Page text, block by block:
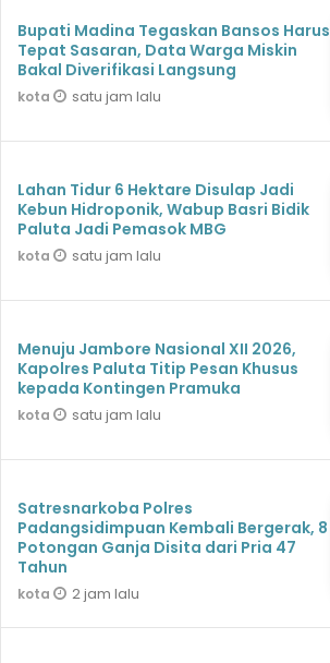
Bupati Madina Tegaskan Bansos Harus
Tepat Sasaran, Data Warga Miskin
Bakal Diverifikasi Langsung
kota satu jam lalu
Lahan Tidur 6 Hektare Disulap Jadi
Kebun Hidroponik, Wabup Basri Bidik
Paluta Jadi Pemasok MBG
kota satu jam lalu
Menuju Jambore Nasional XII 2026,
Kapolres Paluta Titip Pesan Khusus
kepada Kontingen Pramuka
kota satu jam lalu
Satresnarkoba Polres
Padangsidimpuan Kembali Bergerak, 8
Potongan Ganja Disita dari Pria 47
Tahun
kota 2 jam lalu